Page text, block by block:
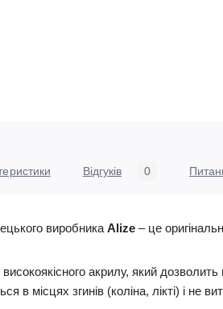
Відгуків 0
виробника Alize – це
високоякісного акрилу, який
в місцях згинів (коліна, лікті) і не